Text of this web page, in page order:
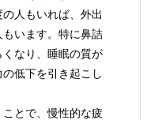
人もいれば、外出
います。特に鼻詰
なり、睡眠の質が
低下を引き起こし
とで、慢性的な疲